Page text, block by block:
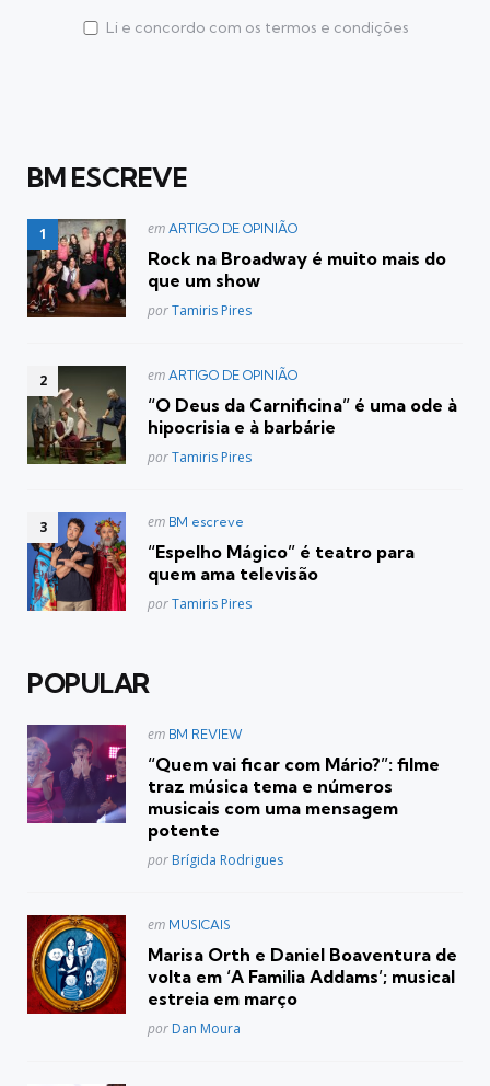
Li e concordo com os termos e condições
BM ESCREVE
Postado
em ARTIGO DE OPINIÃO
Rock na Broadway é muito mais do
que um show
Posted
porTamiris Pires
Postado
em ARTIGO DE OPINIÃO
“O Deus da Carnificina” é uma ode à
hipocrisia e à barbárie
Posted
porTamiris Pires
Postado
em BM escreve
“Espelho Mágico” é teatro para
quem ama televisão
Posted
porTamiris Pires
POPULAR
Postado
em BM REVIEW
“Quem vai ficar com Mário?”: filme
traz música tema e números
musicais com uma mensagem
potente
Posted
por Brígida Rodrigues
Postado
em MUSICAIS
Marisa Orth e Daniel Boaventura de
volta em ‘A Familia Addams’; musical
estreia em março
Posted
por Dan Moura